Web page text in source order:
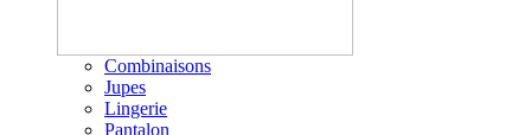
Combinaisons
Jupes
Lingerie
Pantalon